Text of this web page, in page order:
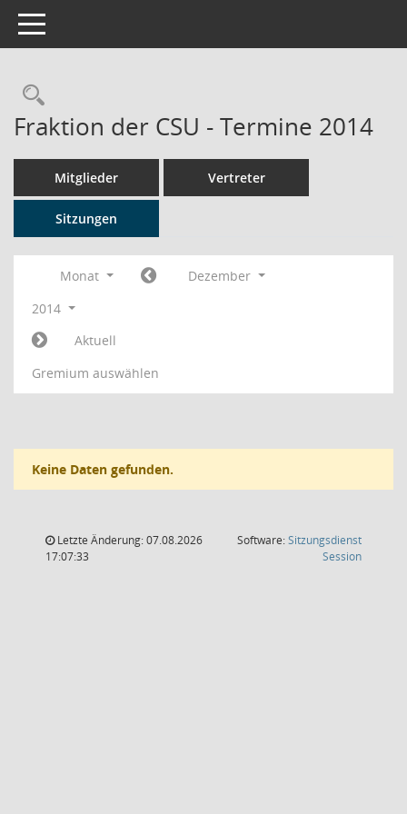
Toggle navigation
Rechercheauswahl
Fraktion der CSU - Termine 2014
Mitglieder Vertreter
Sitzungen
Monat
Dezember
2014
Aktuell
Gremium auswählen
Keine Daten gefunden.
Letzte Änderung: 07.08.2026
17:07:33
Software:Sitzungsdienst
Session(Wird in